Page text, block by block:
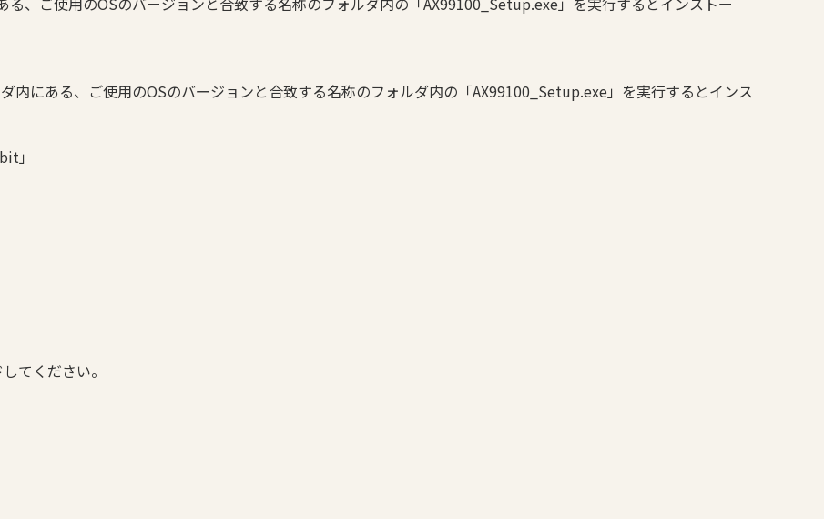
内にある、ご使用のOSのバージョンと合致する名称のフォルダ内の「AX99100_Setup.exe」を実行するとインス
」
てください。